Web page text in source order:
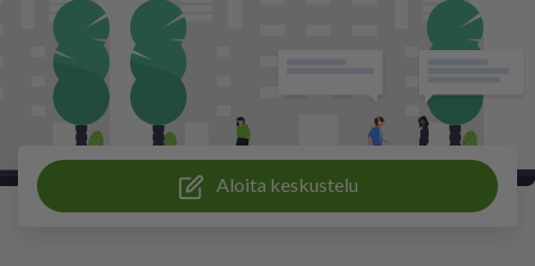
Aloita keskustelu